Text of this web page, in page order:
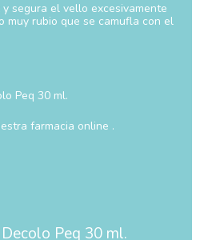
segura el vello excesivamente
muy rubio que se camufla con el
Peq 30 ml.
farmacia online .
Peq 30 ml.